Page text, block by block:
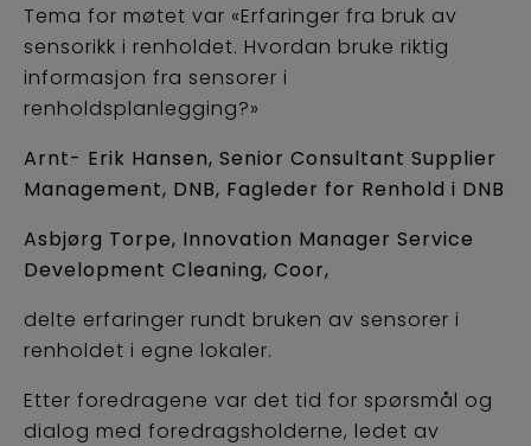
Tema for møtet var «Erfaringer fra bruk av
sensorikk i renholdet. Hvordan bruke riktig
informasjon fra sensorer i
renholdsplanlegging?»
Arnt- Erik Hansen, Senior Consultant Supplier
Management, DNB, Fagleder for Renhold i DNB
Asbjørg Torpe, Innovation Manager Service
Development Cleaning, Coor,
delte erfaringer rundt bruken av sensorer i
renholdet i egne lokaler.
Etter foredragene var det tid for spørsmål og
dialog med foredragsholderne, ledet av